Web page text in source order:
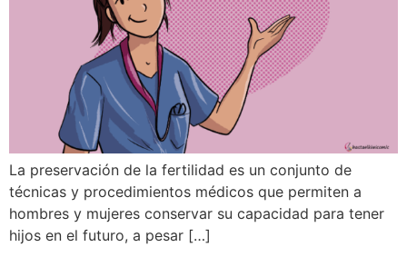
La preservación de la fertilidad es un conjunto de
técnicas y procedimientos médicos que permiten a
hombres y mujeres conservar su capacidad para tener
hijos en el futuro, a pesar […]